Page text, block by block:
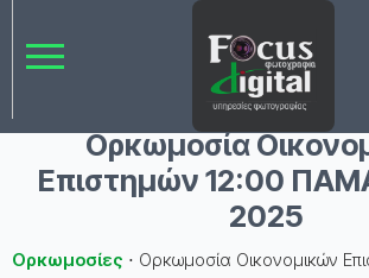
Ορκωμοσία
Επιστημών 12:00
2025
Ορκωμοσίες ⋅ Ορκωμοσία Οικονομικών